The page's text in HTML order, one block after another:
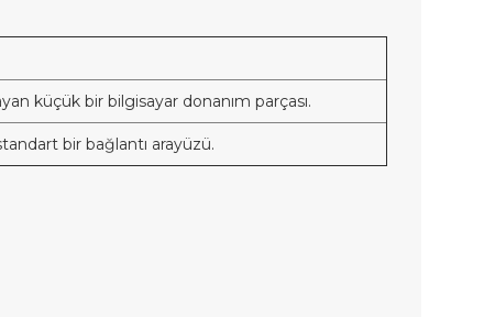
küçük bir bilgisayar donanım parçası.
bir bağlantı arayüzü.